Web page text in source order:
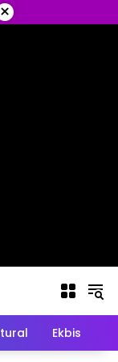
Ekbis